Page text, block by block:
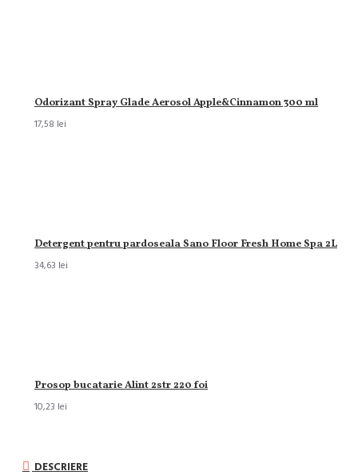
Odorizant Spray Glade Aerosol Apple&Cinnamon 300 ml
17,58 lei
Detergent pentru pardoseala Sano Floor Fresh Home Spa 2L
34,63 lei
Prosop bucatarie Alint 2str 220 foi
10,23 lei
DESCRIERE